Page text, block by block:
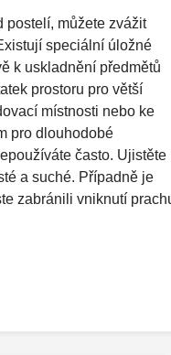
postelí, můžete zvážit
speciální úložné
k uskladnění předmětů
prostoru pro větší
místnosti nebo ke
pro dlouhodobé
často. Ujistěte
a suché. Případně je
zabránili vniknutí